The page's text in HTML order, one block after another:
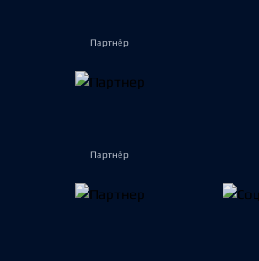
Партнёр
Партнёр